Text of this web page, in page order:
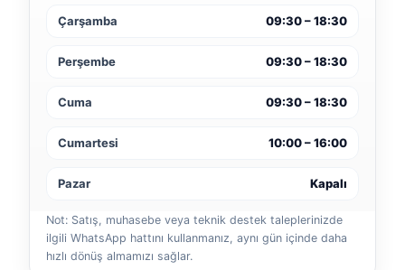
Çarşamba 09:30 – 18:30
Perşembe 09:30 – 18:30
Cuma 09:30 – 18:30
Cumartesi 10:00 – 16:00
Pazar Kapalı
Not: Satış, muhasebe veya teknik destek taleplerinizde
ilgili WhatsApp hattını kullanmanız, aynı gün içinde daha
hızlı dönüş almamızı sağlar.